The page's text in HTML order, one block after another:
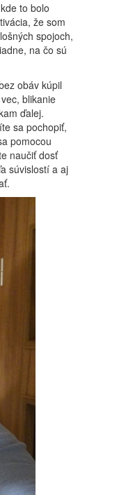
to bolo
že som
spojoch,
na čo sú
obáv kúpil
blikanie
ďalej.
sa pochopiť,
pomocou
naučiť dosť
súvislostí a aj